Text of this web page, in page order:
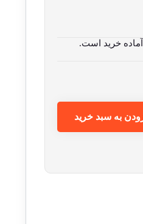
خرید است.
به سبد خرید